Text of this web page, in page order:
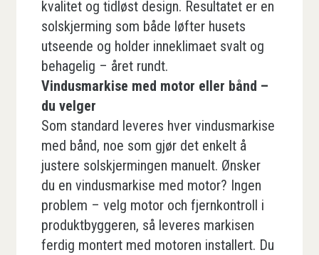
kvalitet og tidløst design. Resultatet er en
solskjerming som både løfter husets
utseende og holder inneklimaet svalt og
behagelig – året rundt.
Vindusmarkise med motor eller bånd –
du velger
Som standard leveres hver vindusmarkise
med bånd, noe som gjør det enkelt å
justere solskjermingen manuelt. Ønsker
du en vindusmarkise med motor? Ingen
problem – velg motor och fjernkontroll i
produktbyggeren, så leveres markisen
ferdig montert med motoren installert. Du